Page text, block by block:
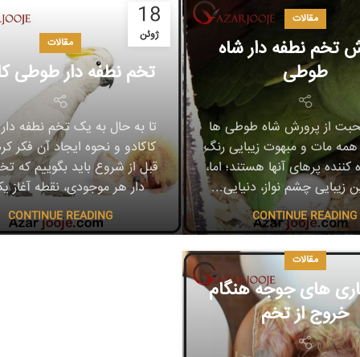
مقالات
تخم نطفه دار شاه
طوطی
از پرورش شاه طوطی ها
مات و مبهوت زیبایی رنگ
پرهای آنها هستند؛ اما،
زیبایی چشم نواز، دنیایی...
CONTINUE READING
18
ژوئن
مقالات
تخم نطفه دار طوطی
تا به حال به یک تخم نطفه
کاکادو و نحوه ایجاد آن فکر
قبل از شروع باید بگوییم که
دار هر موجودی، نقطه آغاز
CONTINUE READING
مقالات
های جوجه هنگام
خروج از تخم